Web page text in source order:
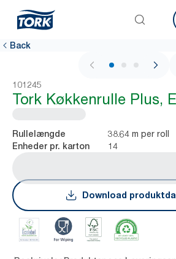
Back
1 / 3
101245
Tork Køkkenrulle Plus,
Rullelængde 38.64 m per roll
Enheder pr. karton 14
Download